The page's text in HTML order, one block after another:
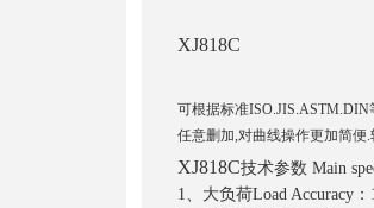
XJ818C
可根据标准
任意删加,对曲线操作更加简便
XJ818C技术参数 Main
1、大负荷Load Accuracy